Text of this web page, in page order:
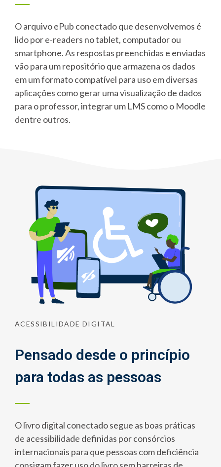
O arquivo ePub conectado que desenvolvemos é
lido por e-readers no tablet, computador ou
smartphone. As respostas preenchidas e enviadas
vão para um repositório que armazena os dados
em um formato compatível para uso em diversas
aplicações como gerar uma visualização de dados
para o professor, integrar um LMS como o Moodle
dentre outros.
ACESSIBILIDADE DIGITAL
Pensado desde o princípio
para todas as pessoas
O livro digital conectado segue as boas práticas
de acessibilidade definidas por consórcios
internacionais para que pessoas com deficiência